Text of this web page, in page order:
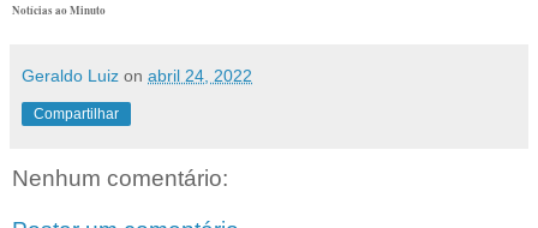
Notícias ao Minuto
Geraldo Luiz on abril 24, 2022
Compartilhar
Nenhum comentário: